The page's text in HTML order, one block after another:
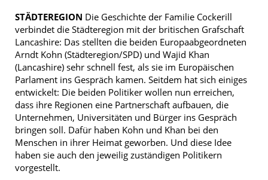
STÄDTEREGION Die Geschichte der Familie Cockerill
verbindet die Städteregion mit der britischen Grafschaft
Lancashire: Das stellten die beiden Europaabgeordneten
Arndt Kohn (Städteregion/SPD) und Wajid Khan
(Lancashire) sehr schnell fest, als sie im Europäischen
Parlament ins Gespräch kamen. Seitdem hat sich einiges
entwickelt: Die beiden Politiker wollen nun erreichen,
dass ihre Regionen eine Partnerschaft aufbauen, die
Unternehmen, Universitäten und Bürger ins Gespräch
bringen soll. Dafür haben Kohn und Khan bei den
Menschen in ihrer Heimat geworben. Und diese Idee
haben sie auch den jeweilig zuständigen Politikern
vorgestellt.